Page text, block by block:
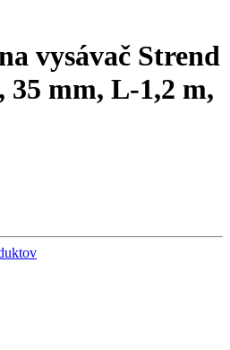
vysávač Strend
35 mm, L-1,2 m,